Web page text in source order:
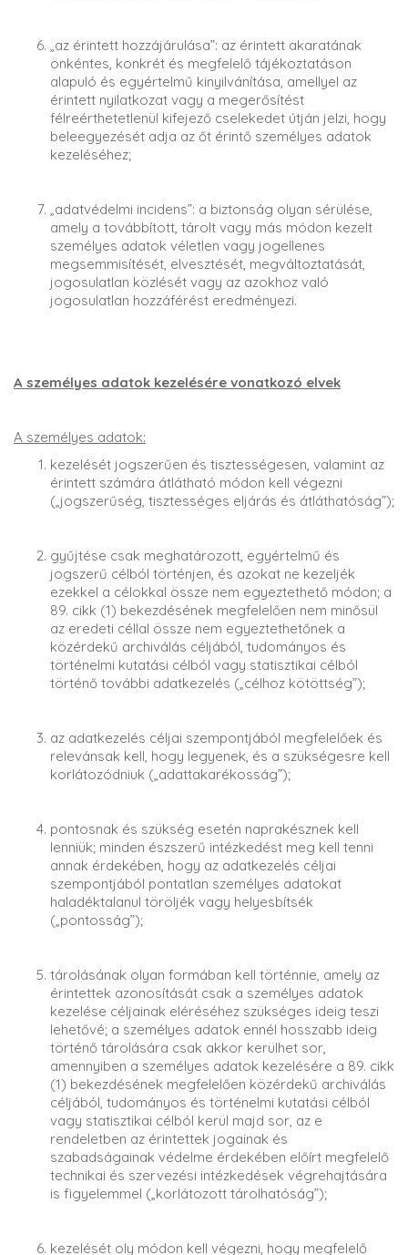
„az érintett hozzájárulása”: az érintett akaratának
önkéntes, konkrét és megfelelő tájékoztatáson
alapuló és egyértelmű kinyilvánítása, amellyel az
érintett nyilatkozat vagy a megerősítést
félreérthetetlenül kifejező cselekedet útján jelzi, hogy
beleegyezését adja az őt érintő személyes adatok
kezeléséhez;
„adatvédelmi incidens”: a biztonság olyan sérülése,
amely a továbbított, tárolt vagy más módon kezelt
személyes adatok véletlen vagy jogellenes
megsemmisítését, elvesztését, megváltoztatását,
jogosulatlan közlését vagy az azokhoz való
jogosulatlan hozzáférést eredményezi.
A személyes adatok kezelésére vonatkozó elvek
A személyes adatok:
kezelését jogszerűen és tisztességesen, valamint az
érintett számára átlátható módon kell végezni
(„jogszerűség, tisztességes eljárás és átláthatóság”);
gyűjtése csak meghatározott, egyértelmű és
jogszerű célból történjen, és azokat ne kezeljék
ezekkel a célokkal össze nem egyeztethető módon; a
89. cikk (1) bekezdésének megfelelően nem minősül
az eredeti céllal össze nem egyeztethetőnek a
közérdekű archiválás céljából, tudományos és
történelmi kutatási célból vagy statisztikai célból
történő további adatkezelés („célhoz kötöttség”);
az adatkezelés céljai szempontjából megfelelőek és
relevánsak kell, hogy legyenek, és a szükségesre kell
korlátozódniuk („adattakarékosság”);
pontosnak és szükség esetén naprakésznek kell
lenniük; minden észszerű intézkedést meg kell tenni
annak érdekében, hogy az adatkezelés céljai
szempontjából pontatlan személyes adatokat
haladéktalanul töröljék vagy helyesbítsék
(„pontosság”);
tárolásának olyan formában kell történnie, amely az
érintettek azonosítását csak a személyes adatok
kezelése céljainak eléréséhez szükséges ideig teszi
lehetővé; a személyes adatok ennél hosszabb ideig
történő tárolására csak akkor kerülhet sor,
amennyiben a személyes adatok kezelésére a 89. cikk
(1) bekezdésének megfelelően közérdekű archiválás
céljából, tudományos és történelmi kutatási célból
vagy statisztikai célból kerül majd sor, az e
rendeletben az érintettek jogainak és
szabadságainak védelme érdekében előírt megfelelő
technikai és szervezési intézkedések végrehajtására
is figyelemmel („korlátozott tárolhatóság”);
kezelését oly módon kell végezni, hogy megfelelő